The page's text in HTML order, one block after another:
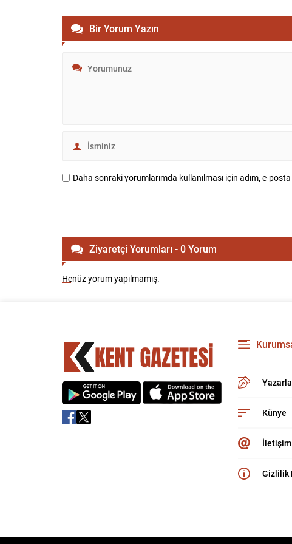
Bir Yorum Yazın
Daha sonraki yorumlarımda kullanılması için adım, e-
Ziyaretçi Yorumları - 0 Yorum
Henüz yorum yapılmamış.
Künye
İletişim
Gizlilik